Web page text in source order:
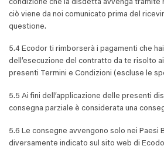
condizione che la disdetta avvenga tramite
ciò viene da noi comunicato prima del
questione.
5.4 Ecodor ti rimborserà i pagamenti che
dell’esecuzione del contratto da te risolto
presenti Termini e Condizioni (escluse le
5.5 Ai fini dell’applicazione delle presenti
consegna parziale è considerata una
5.6 Le consegne avvengono solo nei Paesi
diversamente indicato sul sito web di